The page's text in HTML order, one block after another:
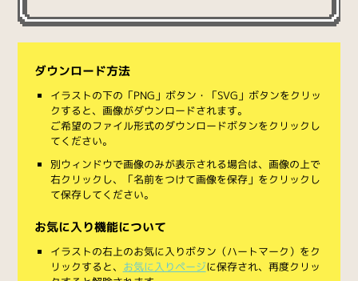
ダウンロード方法
イラストの下の「PNG」ボタン・「SVG」ボタンをクリッ
クすると、画像がダウンロードされます。
ご希望のファイル形式のダウンロードボタンをクリックし
てください。
別ウィンドウで画像のみが表示される場合は、画像の上で
右クリックし、「名前をつけて画像を保存」をクリックし
て保存してください。
お気に入り機能について
イラストの右上のお気に入りボタン（ハートマーク）をク
リックすると、 お気に入りページに保存され、再度クリッ